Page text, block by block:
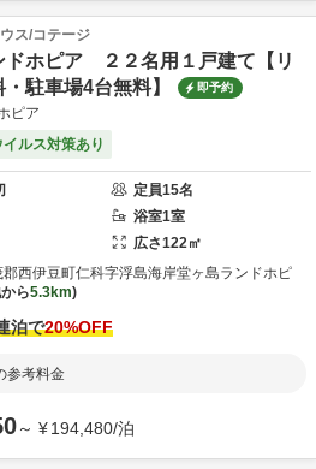
ス/コテージ
ドホピア ２２名用１戸建て【リ
駐車場4台無料】
即予約
ピア
ルス対策あり
定員15名
浴室1室
広さ122㎡
郡西伊豆町仁科字浮島海岸堂ヶ島ランドホピ
ら5.3km
泊で20%OFF
参考料金
～ ¥194,480/泊